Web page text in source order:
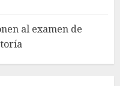
al examen de